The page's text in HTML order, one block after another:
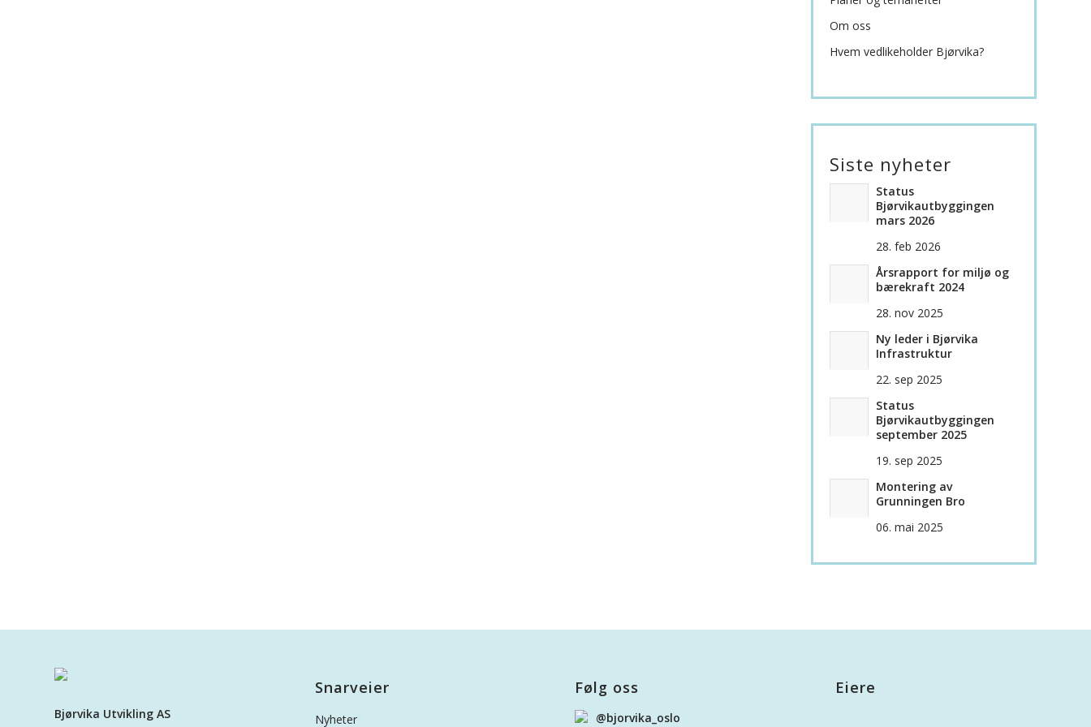
Om oss
Hvem vedlikeholder Bjørvika?
Siste nyheter
Status
Bjørvikautbyggingen
mars 2026
28. feb 2026
Årsrapport for miljø og
bærekraft 2024
28. nov 2025
Ny leder i Bjørvika
Infrastruktur
22. sep 2025
Status
Bjørvikautbyggingen
september 2025
19. sep 2025
Montering av
Grunningen Bro
06. mai 2025
Bjørvika Utvikling AS
Snarveier
Nyheter
Følg oss
@bjorvika_oslo
Eiere